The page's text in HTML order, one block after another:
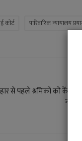
कोर्ट पारिवारिक न्यायालय
से पहले श्रमिकों को केंद्र